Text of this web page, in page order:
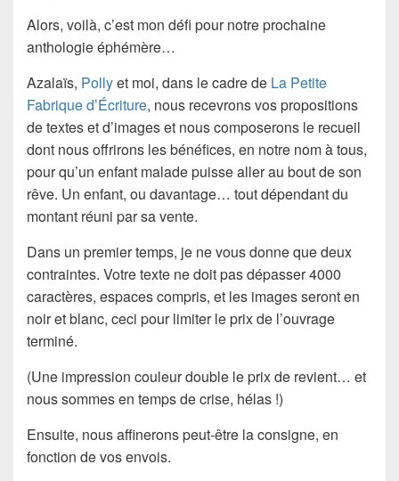
Alors, voilà, c’est mon défi pour notre prochaine
anthologie éphémère…
Azalaïs, Pollyet moi, dans le cadre de La Petite
Fabrique d’Écriture, nous recevrons vos propositions
de textes et d’images et nous composerons le recueil
dont nous offrirons les bénéfices, en notre nom à tous,
pour qu’un enfant malade puisse aller au bout de son
rêve. Un enfant, ou davantage… tout dépendant du
montant réuni par sa vente.
Dans un premier temps, je ne vous donne que deux
contraintes. Votre texte ne doit pas dépasser 4000
caractères, espaces compris, et les images seront en
noir et blanc, ceci pour limiter le prix de l’ouvrage
terminé.
(Une impression couleur double le prix de revient… et
nous sommes en temps de crise, hélas !)
Ensuite, nous affinerons peut-être la consigne, en
fonction de vos envois.